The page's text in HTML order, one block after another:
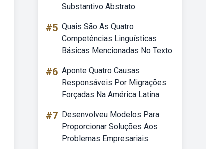
Substantivo Abstrato
#5 Quais São As Quatro
Competências Linguísticas
Básicas Mencionadas No Texto
#6 Aponte Quatro Causas
Responsáveis Por Migrações
Forçadas Na América Latina
#7 Desenvolveu Modelos Para
Proporcionar Soluções Aos
Problemas Empresariais